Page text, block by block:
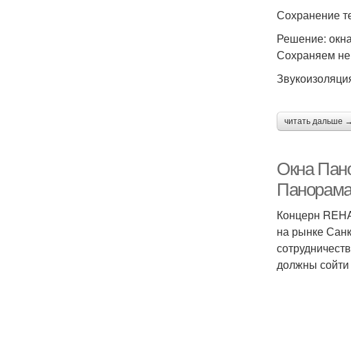
Сохранение
Решение:
Сохраняем
читать дальше →
Окна
Концерн
на рынке
должны